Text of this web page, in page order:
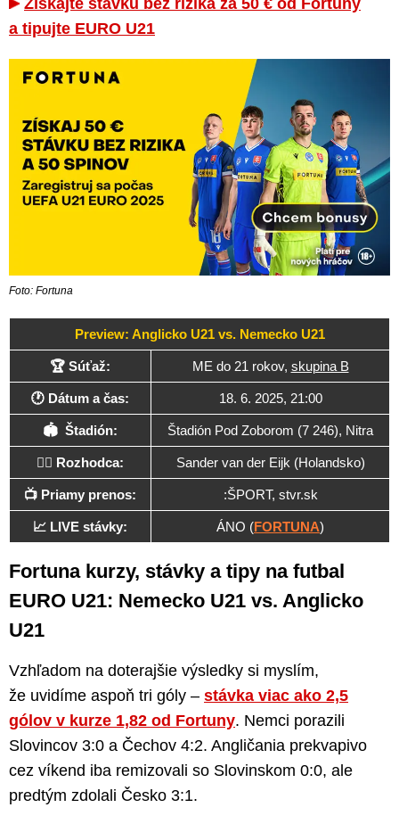
Získajte stávku bez rizika za 50 € od Fortuny
a tipujte EURO U21
Foto: Fortuna
Preview: Anglicko U21 vs. Nemecko U21
🏆 Súťaž: ME do 21 rokov, skupina B
🕐 Dátum a čas: 18. 6. 2025, 21:00
🏟 Štadión: Štadión Pod Zoborom (7 246), Nitra
🧑‍⚖️ Rozhodca: Sander van der Eijk (Holandsko)
📺 Priamy prenos: :ŠPORT, stvr.sk
📈 LIVE stávky: ÁNO (FORTUNA)
Fortuna kurzy, stávky a tipy na futbal
EURO U21: Nemecko U21 vs. Anglicko
U21
Vzhľadom na doterajšie výsledky si myslím,
že uvidíme aspoň tri góly – stávka viac ako 2,5
gólov v kurze 1,82 od Fortuny. Nemci porazili
Slovincov 3:0 a Čechov 4:2. Angličania prekvapivo
cez víkend iba remizovali so Slovinskom 0:0, ale
predtým zdolali Česko 3:1.